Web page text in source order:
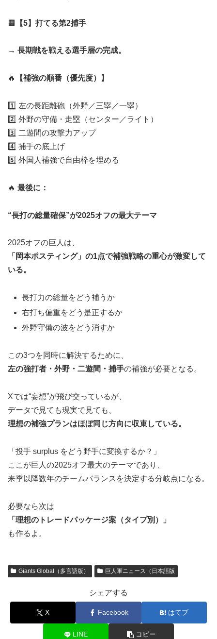
🟧 【5】打てる第2捕手
→ 長期戦を戦える選手層の完成。
🔥 【補強の順番（優先度）】
1️⃣ 左の長距離砲（外野／三塁／一塁）
2️⃣ 外野の守備・走塁（センター／ライト）
3️⃣ 二遊間の攻撃力アップ
4️⃣ 捕手の底上げ
5️⃣ 外国人補強で自由枠を埋める
🔥 最後に：
“長打の総量確保”が2025オフの最大テーマ
2025オフの巨人は、
「岡本ポスティング」の1点で補強戦略の重心が激変して
いる。
長打力の総量をどう補うか
右打ち偏重をどう是正するか
外野守備の波をどう消すか
この3つを同時に解決するために、
左の強打者・外野・二遊間・捕手の補強が必要となる。
Xでは“妄想”が飛び交っているが、
データで見ても現実で見ても、
理想の補強プランはほぼ同じ方向に収束している。
「投手 surplus をどう野手に変換するか？」
ここが巨人の2025オフ最大のテーマであり、
来季以降数年のチームバランスを決定する分岐点になる。
必要なら次は
「理想のトレードパッケージ案（タイプ別）」
も作るよ。
Giants Global（多言語版） 巨人軍ニュース（日本語版
シェアする
X Facebook はてブ
LINE コピー